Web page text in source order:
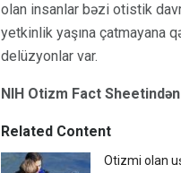
olan insanlar bəzi otistik
yetkinlik yaşına çatmayana
delüzyonlar var.
NIH Otizm Fact Sheetindən
Related Content
Otizmi olan